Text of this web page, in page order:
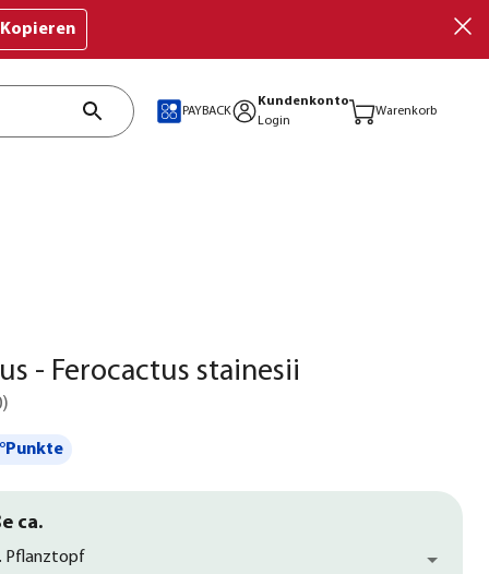
Kopieren
PAYBACK
Kundenkonto
Login
Warenkorb
- Ferocactus stainesii
)
ca.
Pflanztopf